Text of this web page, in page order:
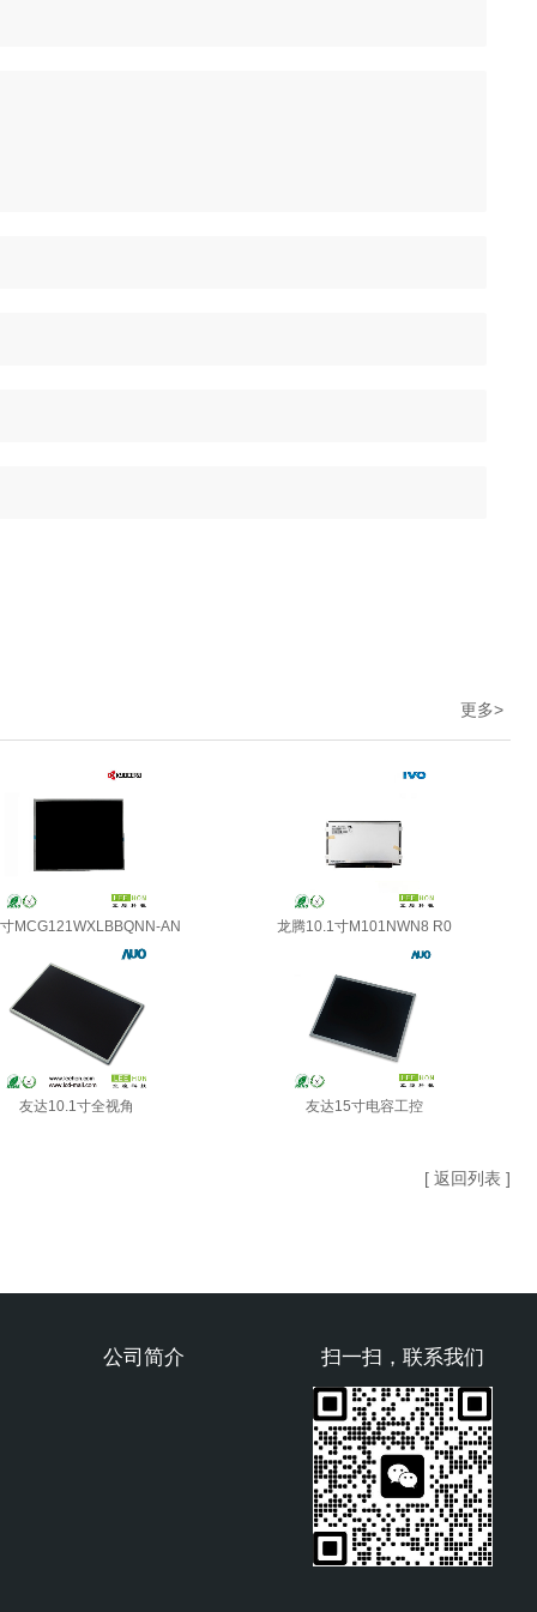
更多>
MCG121WXLBBQNN-AN 龙腾10.1寸M101NWN8 R0
友达10.1寸全视角 友达15寸电容工控
[ 返回列表 ]
扫一扫，联系我们
公司简介